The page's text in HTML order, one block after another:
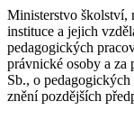
Ministerstvo školství,
instituce a jejich
pedagogických
právnické osoby a za
Sb., o
znění pozdějších